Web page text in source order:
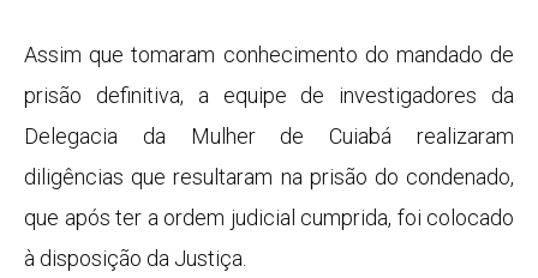
Assim que tomaram conhecimento do mandado de
prisão definitiva, a equipe de investigadores da
Delegacia da Mulher de Cuiabá realizaram
diligências que resultaram na prisão do condenado,
que após ter a ordem judicial cumprida, foi colocado
à disposição da Justiça.